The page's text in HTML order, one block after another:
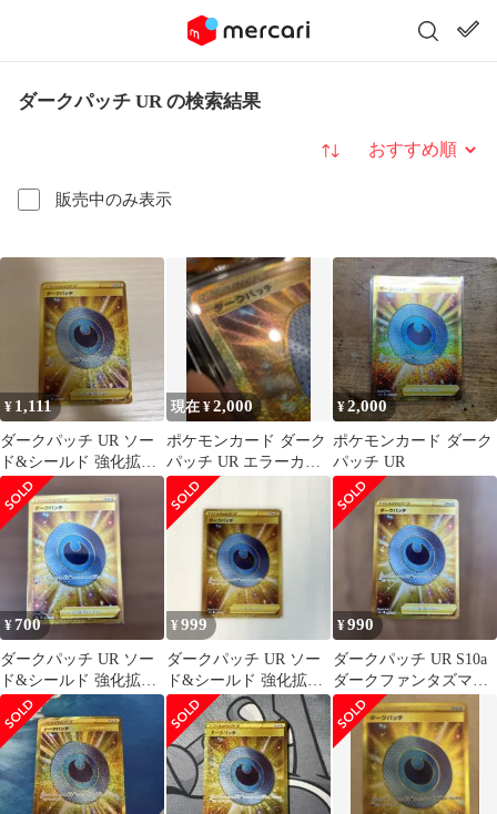
ダークパッチ UR の検索結果
販売中のみ表示
並び替え
¥ 1,111
ダークパッチ UR ソー
ド&シールド 強化拡張
パック ダークファンタ
ズマ キラ…
現在 ¥2,000
ポケモンカード ダーク
パッチ UR エラーカー
ド
¥2,000
ポケモンカード ダーク
パッチ UR
¥700
ダークパッチ UR ソー
ド&シールド 強化拡張
パック ダークファンタ
ズマ キラ…
¥999
ダークパッチ UR ソー
ド&シールド 強化拡張
パック ダークファンタ
ズマ キラ…
¥990
ダークパッチ UR S10a
ダークファンタズマ
098/071